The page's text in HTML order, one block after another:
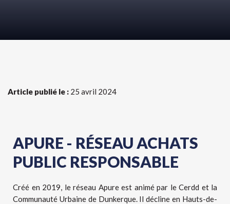
Article publié le : 25 avril 2024
APURE - RÉSEAU ACHATS
PUBLIC RESPONSABLE
Créé en 2019, le réseau Apure est animé par le Cerdd et la
Communauté Urbaine de Dunkerque. Il décline en Hauts-de-